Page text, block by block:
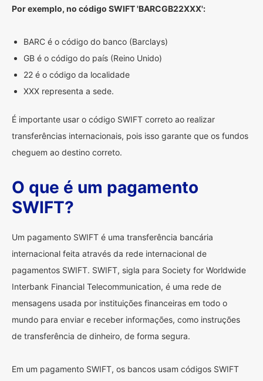
Por exemplo, no código SWIFT 'BARCGB22XXX':
BARC é o código do banco (Barclays)
GB é o código do país (Reino Unido)
22 é o código da localidade
XXX representa a sede.
É importante usar o código SWIFT correto ao realizar
transferências internacionais, pois isso garante que os fundos
cheguem ao destino correto.
O que é um pagamento
SWIFT?
Um pagamento SWIFT é uma transferência bancária
internacional feita através da rede internacional de
pagamentos SWIFT. SWIFT, sigla para Society for Worldwide
Interbank Financial Telecommunication, é uma rede de
mensagens usada por instituições financeiras em todo o
mundo para enviar e receber informações, como instruções
de transferência de dinheiro, de forma segura.
Em um pagamento SWIFT, os bancos usam códigos SWIFT